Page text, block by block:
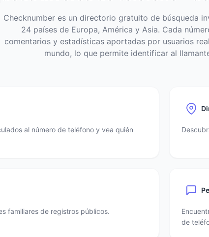
Checknumber es un directorio gratuito de búsqueda
24 países de Europa, América y Asia. Cada
comentarios y estadísticas aportadas por usuarios
mundo, lo que permite identificar al
al número de teléfono y vea quién
familiares de registros públicos.
de